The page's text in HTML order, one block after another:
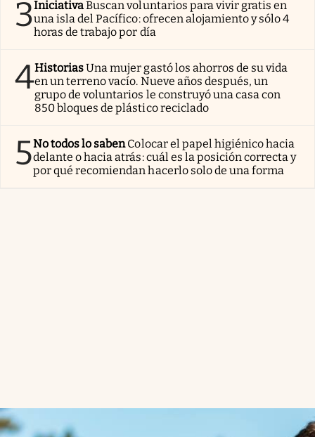
3IniciativaBuscan voluntarios para vivir gratis en
una isla del Pacífico: ofrecen alojamiento y sólo 4
horas de trabajo por día
4HistoriasUna mujer gastó los ahorros de su vida
en un terreno vacío. Nueve años después, un
grupo de voluntarios le construyó una casa con
850 bloques de plástico reciclado
5No todos lo sabenColocar el papel higiénico hacia
delante o hacia atrás: cuál es la posición correcta y
por qué recomiendan hacerlo solo de una forma